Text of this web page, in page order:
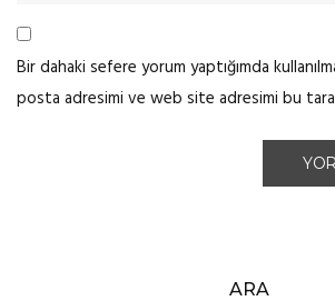
Bir dahaki sefere yorum yaptığımda
posta adresimi ve web site adresimi bu
ARA